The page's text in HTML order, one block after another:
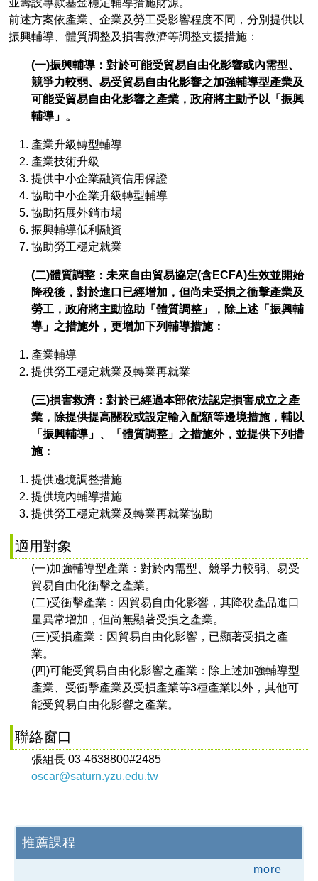
並籌設專款基金穩定輔導措施財源。
前述方案依產業、企業及勞工受影響程度不同，分別提供以
振興輔導、體質調整及損害救濟等調整支援措施：
(一)振興輔導：對於可能受貿易自由化影響或內需型、
競爭力較弱、易受貿易自由化影響之加強輔導型產業及
可能受貿易自由化影響之產業，政府將主動予以「振興
輔導」。
產業升級轉型輔導
產業技術升級
提供中小企業融資信用保證
協助中小企業升級轉型輔導
協助拓展外銷市場
振興輔導低利融資
協助勞工穩定就業
(二)體質調整：未來自由貿易協定(含ECFA)生效並開始
降稅後，對於進口已經增加，但尚未受損之衝擊產業及
勞工，政府將主動協助「體質調整」，除上述「振興輔
導」之措施外，更增加下列輔導措施：
產業輔導
提供勞工穩定就業及轉業再就業
(三)損害救濟：對於已經過本部依法認定損害成立之產
業，除提供提高關稅或設定輸入配額等邊境措施，輔以
「振興輔導」、「體質調整」之措施外，並提供下列措
施：
提供邊境調整措施
提供境內輔導措施
提供勞工穩定就業及轉業再就業協助
適用對象
(一)加強輔導型產業：對於內需型、競爭力較弱、易受
貿易自由化衝擊之產業。
(二)受衝擊產業：因貿易自由化影響，其降稅產品進口
量異常增加，但尚無顯著受損之產業。
(三)受損產業：因貿易自由化影響，已顯著受損之產
業。
(四)可能受貿易自由化影響之產業：除上述加強輔導型
產業、受衝擊產業及受損產業等3種產業以外，其他可
能受貿易自由化影響之產業。
聯絡窗口
張組長 03-4638800#2485
oscar@saturn.yzu.edu.tw
推薦課程
more